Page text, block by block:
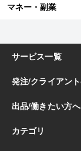
マネー・副業